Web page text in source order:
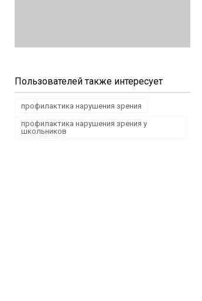
Пользователей также интересует
профилактика нарушения зрения
профилактика нарушения зрения у
школьников